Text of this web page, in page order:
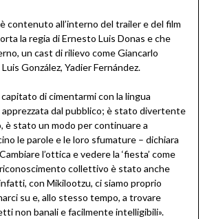
contenuto all’interno del trailer e del film
la regia di Ernesto Luis Donas e che
un cast di rilievo come Giancarlo
González, Yadier Fernández.
capitato di cimentarmi con la lingua
dal pubblico; è stato divertente
è stato un modo per continuare a
le parole e le loro sfumature – dichiara
l’ottica e vedere la ‘fiesta’ come
collettivo è stato anche
con Mikilootzu, ci siamo proprio
su e, allo stesso tempo, a trovare
non banali e facilmente intelligibili».